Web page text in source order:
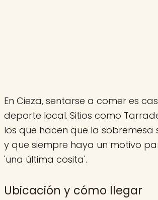
En Cieza, sentarse a comer es
deporte local. Sitios como
los que hacen que la sobremesa
y que siempre haya un motivo
'una última cosita'.
Ubicación y cómo llegar